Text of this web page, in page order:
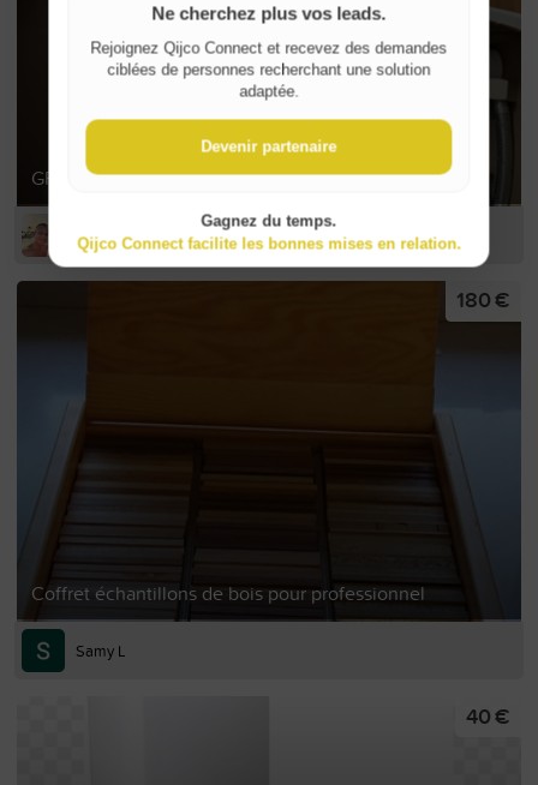
GROHE Red Duo Robinet + Chauffe-eau taille M
Arnaud D
Coffret échantillons de bois pour professionnel
180 €
Samy L
40 €
Ne cherchez plus vos leads.
Rejoignez Qijco Connect et recevez des demandes
ciblées de personnes recherchant une solution
adaptée.
Devenir partenaire
Gagnez du temps.
Qijco Connect facilite les bonnes mises en relation.